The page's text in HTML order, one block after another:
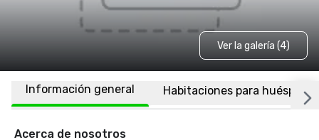
Ver la galería (4)
Información general Habitaciones para
Acerca de nosotros